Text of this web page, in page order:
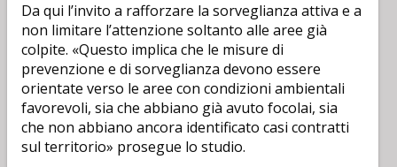
Da qui l’invito a rafforzare la sorveglianza attiva e a
non limitare l’attenzione soltanto alle aree già
colpite. «Questo implica che le misure di
prevenzione e di sorveglianza devono essere
orientate verso le aree con condizioni ambientali
favorevoli, sia che abbiano già avuto focolai, sia
che non abbiano ancora identificato casi contratti
sul territorio» prosegue lo studio.